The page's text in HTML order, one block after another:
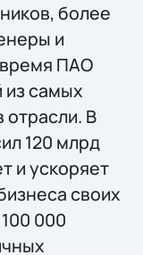
более
и
ПАО
из самых
В
120 млрд
и ускоряет
своих
000